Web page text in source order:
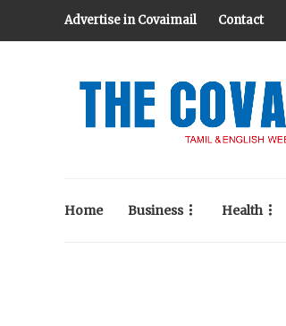
Advertise in Covaimail Contact
Home Business Health